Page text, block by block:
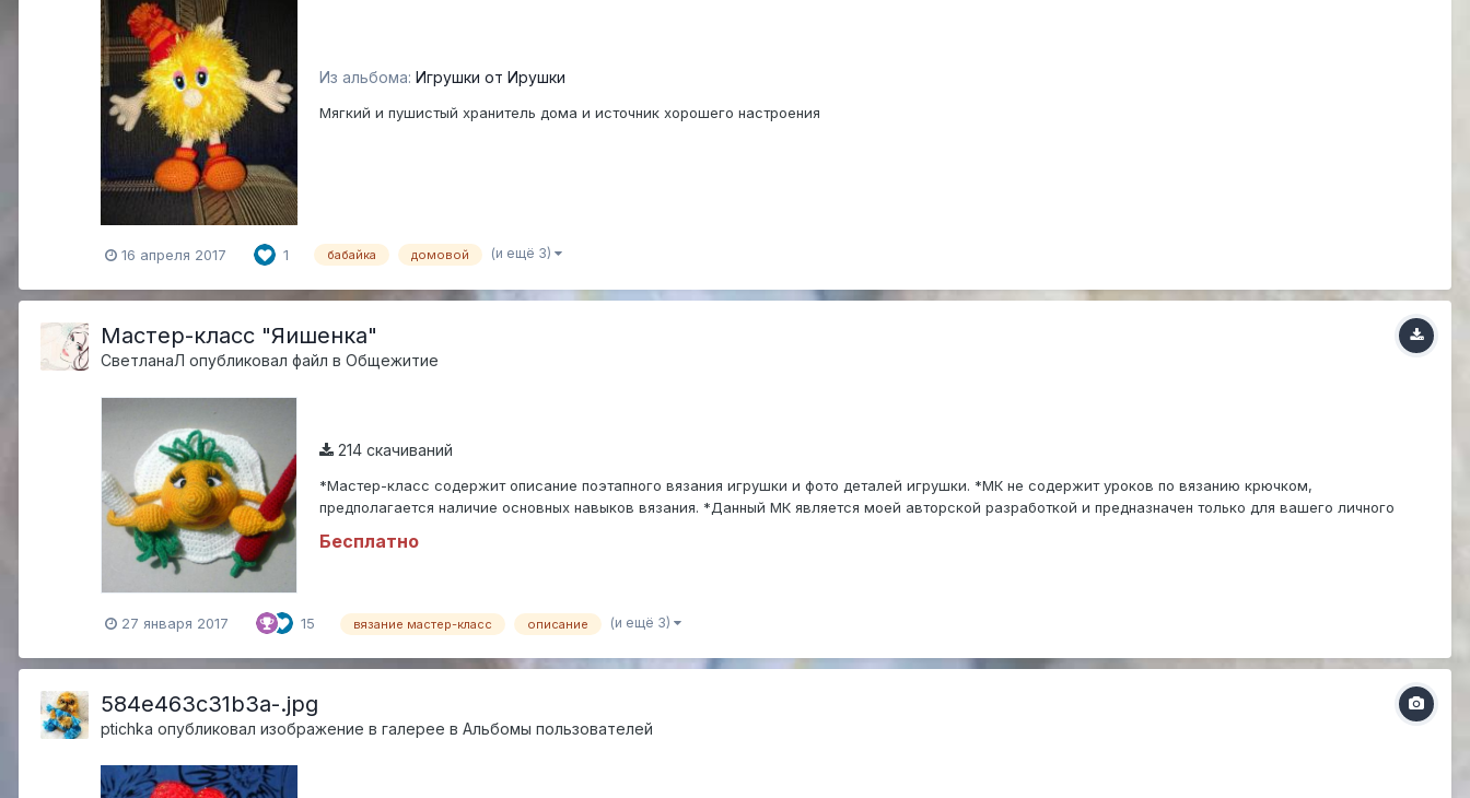
Из альбома: Игрушки от Ирушки
Мягкий и пушистый хранитель дома и источник хорошего настроения
16 апреля 2017 1 бабайка домовой (и ещё 3)
Мастер-класс "Яишенка"
СветланаЛ опубликовал файл в Общежитие
214 скачиваний
*Мастер-класс содержит описание поэтапного вязания игрушки и фото деталей игрушки. *МК не содержит уроков по вязанию крючком,
предполагается наличие основных навыков вязания. *Данный МК является моей авторской разработкой и предназначен только для вашего личного
Бесплатно
27 января 2017 15 вязание мастер-класс описание (и ещё 3)
584e463c31b3a-.jpg
ptichka опубликовал изображение в галерее в Альбомы пользователей